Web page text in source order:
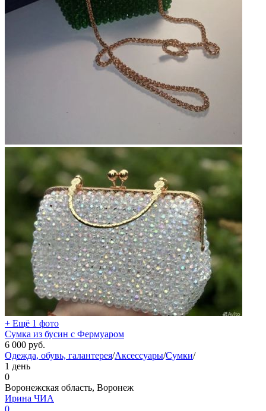
+ Ещё 1 фото
Сумка из бусин с Фермуаром
6 000 руб.
Одежда, обувь, галантерея/Аксессуары/Сумки/
1 день
0
Воронежская область, Воронеж
Ирина ЧИА
0